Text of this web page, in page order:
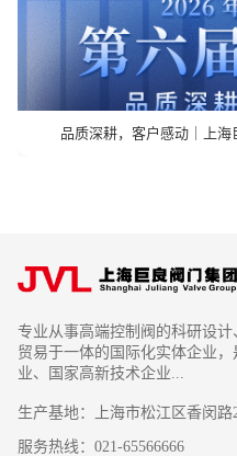
品质深耕，客户感动｜上
专业从事高端控制阀的科研设
贸易于一体的国际化实体企业
业、国家高新技术企业...
生产基地：上海市松江区香闵路
服务热线：021-65566666